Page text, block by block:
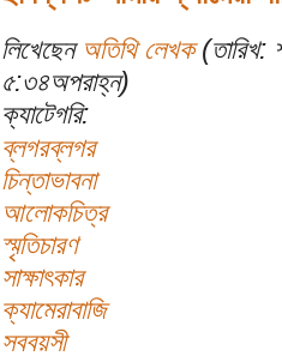
লিখেছেন অতিথি লেখক(তারিখ:
৫:৩৪অপরাহ্ন)
ক্যাটেগরি:
ব্লগরব্লগর
চিন্তাভাবনা
আলোকচিত্র
স্মৃতিচারণ
সাক্ষাৎকার
ক্যামেরাবাজি
সববয়সী